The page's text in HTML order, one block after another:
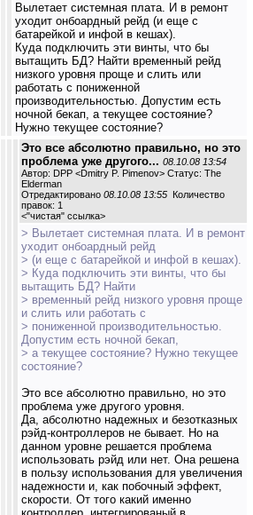
Вылетает системная плата. И в ремонт
уходит онбоардный рейд (и еще с
батарейкой и инфой в кешах).
Куда подключить эти винты, что бы
вытащить БД? Найти временный рейд
низкого уровня проще и слить или
работать с пониженной
производительностью. Допустим есть
ночной бекап, а текущее состояние?
Нужно текущее состояние?
Это все абсолютно правильно, но это
проблема уже другого... 08.10.08 13:54
Автор: DPP <Dmitry P. Pimenov> Статус: The
Elderman
Отредактировано 08.10.08 13:55 Количество
правок: 1
<"чистая" ссылка>
> Вылетает системная плата. И в ремонт
уходит онбоардный рейд
> (и еще с батарейкой и инфой в кешах).
> Куда подключить эти винты, что бы
вытащить БД? Найти
> временный рейд низкого уровня проще
и слить или работать с
> пониженной производительностью.
Допустим есть ночной бекап,
> а текущее состояние? Нужно текущее
состояние?
Это все абсолютно правильно, но это
проблема уже другого уровня.
Да, абсолютно надежных и безотказных
рэйд-контроллеров не бывает. Но на
данном уровне решается проблема
использовать рэйд или нет. Она решена
в пользу использования для увеличения
надежности и, как побочный эффект,
скорости. От того какий именно